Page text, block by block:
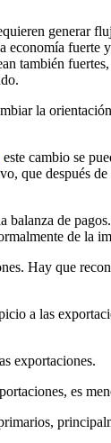
generar
economía
también
la
este cambio se
que después
de
de la
Hay que
a las
exportaciones.
es